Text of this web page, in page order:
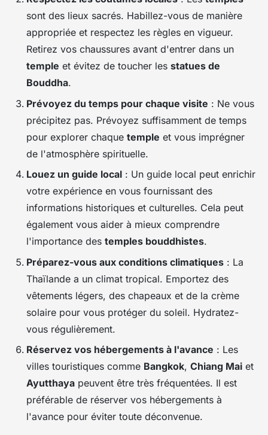
sont des lieux sacrés. Habillez-vous de manière
appropriée et respectez les règles en vigueur.
Retirez vos chaussures avant d'entrer dans un
temple et évitez de toucher les statues de
Bouddha.
Prévoyez du temps pour chaque visite : Ne vous
précipitez pas. Prévoyez suffisamment de temps
pour explorer chaque temple et vous imprégner
de l'atmosphère spirituelle.
Louez un guide local : Un guide local peut enrichir
votre expérience en vous fournissant des
informations historiques et culturelles. Cela peut
également vous aider à mieux comprendre
l'importance des temples bouddhistes.
Préparez-vous aux conditions climatiques : La
Thaïlande a un climat tropical. Emportez des
vêtements légers, des chapeaux et de la crème
solaire pour vous protéger du soleil. Hydratez-
vous régulièrement.
Réservez vos hébergements à l'avance : Les
villes touristiques comme Bangkok, Chiang Mai et
Ayutthaya peuvent être très fréquentées. Il est
préférable de réserver vos hébergements à
l'avance pour éviter toute déconvenue.